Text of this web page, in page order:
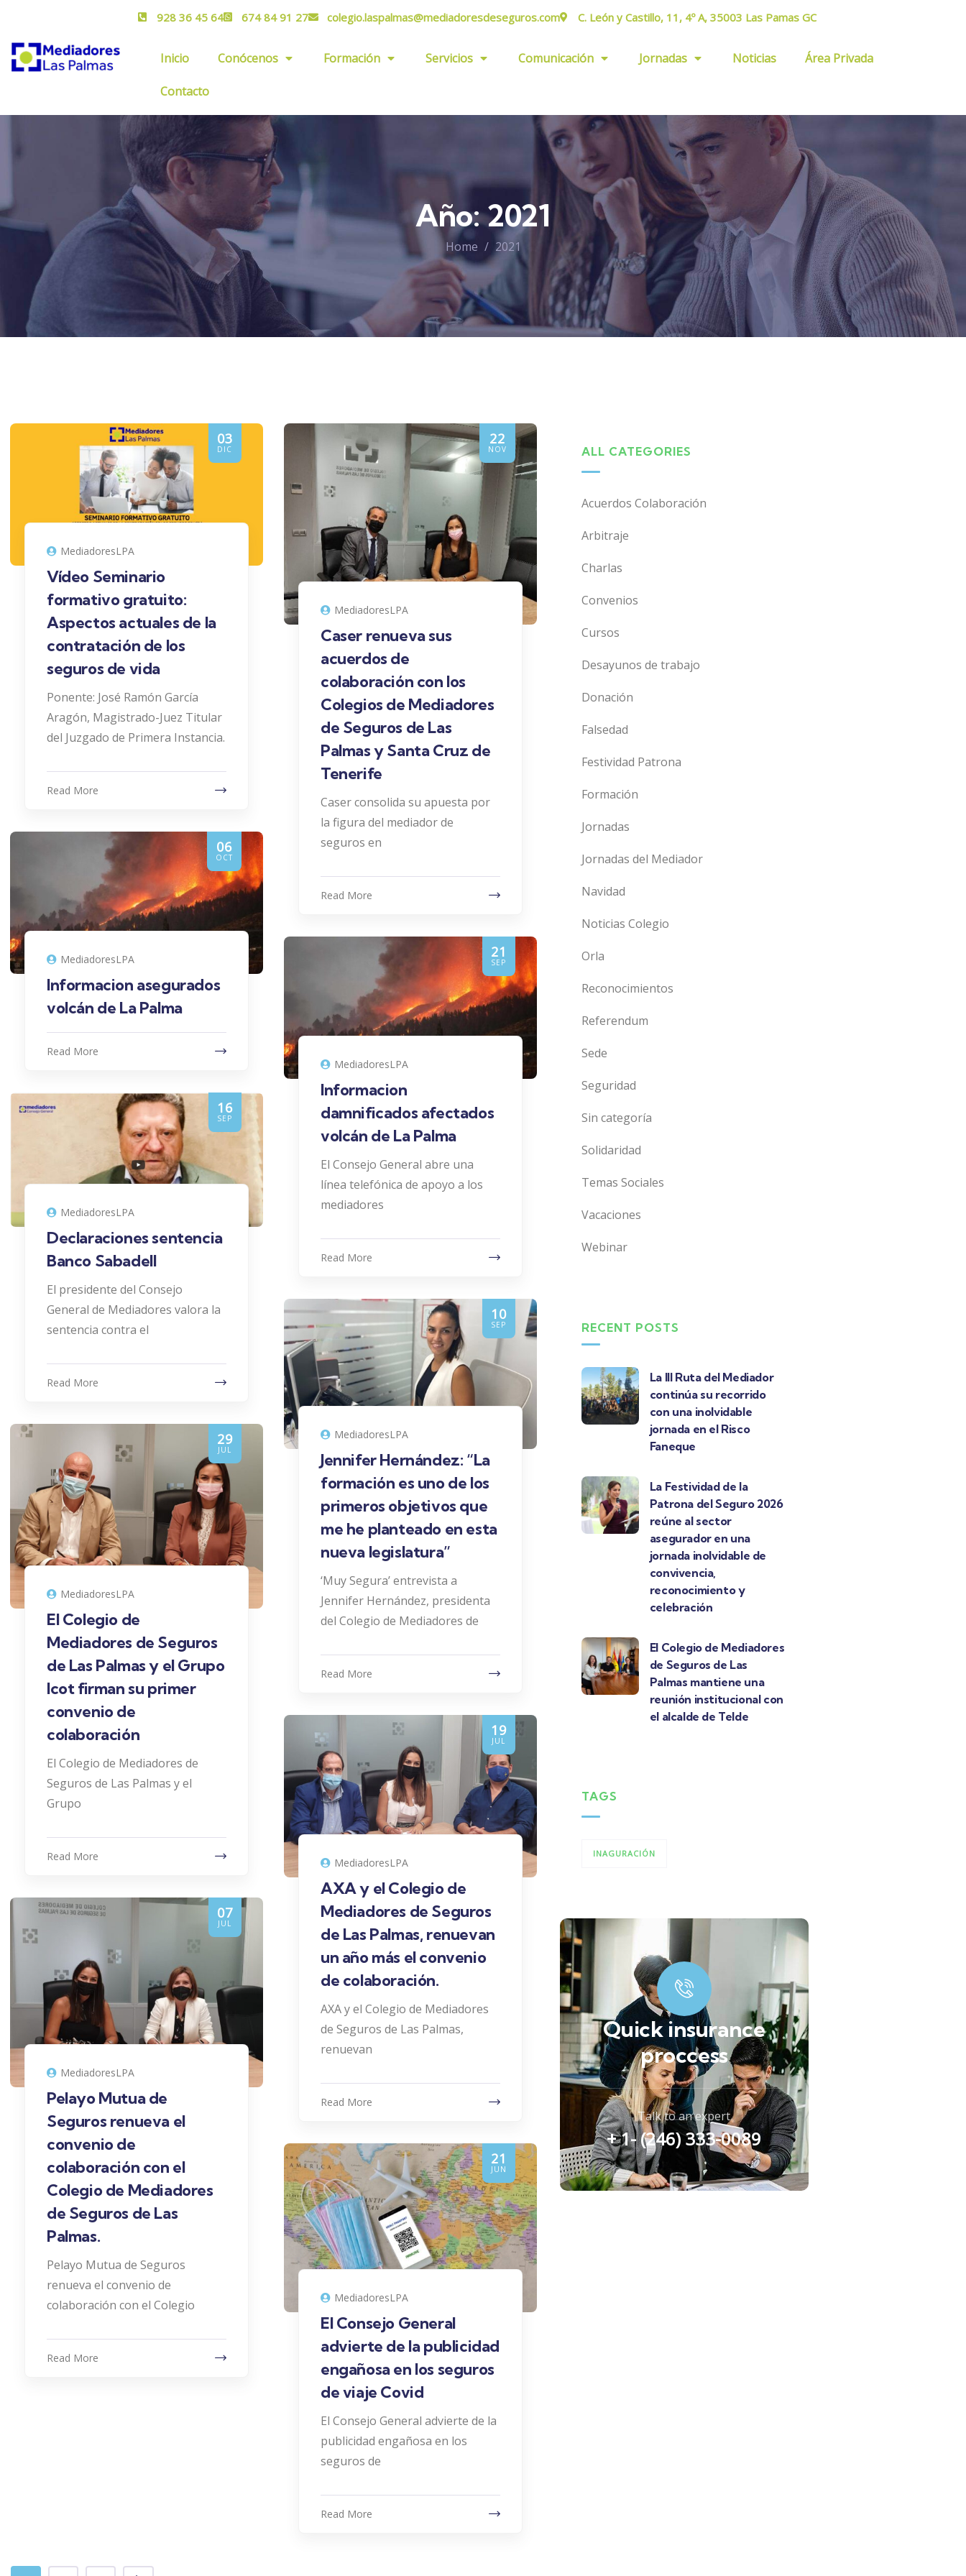
928 36 45 64 674 84 91 27 colegio.laspalmas@mediadoresdeseguros.com C. León y Castillo, 11, 4º A, 35003 Las Pamas GC
Inicio Conócenos Formación Servicios Comunicación Jornadas Noticias Área Privada
Contacto
Año:2021
Home 2021
03
DIC
MediadoresLPA
Vídeo Seminario
formativo gratuito:
Aspectos actuales de la
contratación de los
seguros de vida
Ponente: José Ramón García
Aragón, Magistrado-Juez Titular
del Juzgado de Primera Instancia.
Read More
22
NOV
MediadoresLPA
Caser renueva sus
acuerdos de
colaboración con los
Colegios de Mediadores
de Seguros de Las
Palmas y Santa Cruz de
Tenerife
Caser consolida su apuesta por
la figura del mediador de
seguros en
Read More
06
OCT
MediadoresLPA
Informacion asegurados
volcán de La Palma
Read More
21
SEP
MediadoresLPA
Informacion
damnificados afectados
volcán de La Palma
El Consejo General abre una
línea telefónica de apoyo a los
mediadores
Read More
16
SEP
MediadoresLPA
Declaraciones sentencia
Banco Sabadell
El presidente del Consejo
General de Mediadores valora la
sentencia contra el
Read More
10
SEP
MediadoresLPA
Jennifer Hernández: “La
formación es uno de los
primeros objetivos que
me he planteado en esta
nueva legislatura”
‘Muy Segura’ entrevista a
Jennifer Hernández, presidenta
del Colegio de Mediadores de
Read More
29
JUL
MediadoresLPA
El Colegio de
Mediadores de Seguros
de Las Palmas y el Grupo
Icot firman su primer
convenio de
colaboración
El Colegio de Mediadores de
Seguros de Las Palmas y el
Grupo
Read More
19
JUL
MediadoresLPA
AXA y el Colegio de
Mediadores de Seguros
de Las Palmas, renuevan
un año más el convenio
de colaboración.
AXA y el Colegio de Mediadores
de Seguros de Las Palmas,
renuevan
Read More
07
JUL
MediadoresLPA
Pelayo Mutua de
Seguros renueva el
convenio de
colaboración con el
Colegio de Mediadores
de Seguros de Las
Palmas.
Pelayo Mutua de Seguros
renueva el convenio de
colaboración con el Colegio
Read More
21
JUN
MediadoresLPA
El Consejo General
advierte de la publicidad
engañosa en los seguros
de viaje Covid
El Consejo General advierte de la
publicidad engañosa en los
seguros de
Read More
ALL CATEGORIES
Acuerdos Colaboración
Arbitraje
Charlas
Convenios
Cursos
Desayunos de trabajo
Donación
Falsedad
Festividad Patrona
Formación
Jornadas
Jornadas del Mediador
Navidad
Noticias Colegio
Orla
Reconocimientos
Referendum
Sede
Seguridad
Sin categoría
Solidaridad
Temas Sociales
Vacaciones
Webinar
RECENT POSTS
La III Ruta del Mediador
continúa su recorrido
con una inolvidable
jornada en el Risco
Faneque
La Festividad de la
Patrona del Seguro 2026
reúne al sector
asegurador en una
jornada inolvidable de
convivencia,
reconocimiento y
celebración
El Colegio de Mediadores
de Seguros de Las
Palmas mantiene una
reunión institucional con
el alcalde de Telde
TAGS
INAGURACIÓN
Quick insurance
proccess
Talk to an expert
+ 1- (246) 333-0089